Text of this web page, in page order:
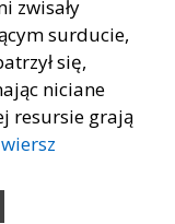
zwisały
surducie,
się,
niciane
resursie grają